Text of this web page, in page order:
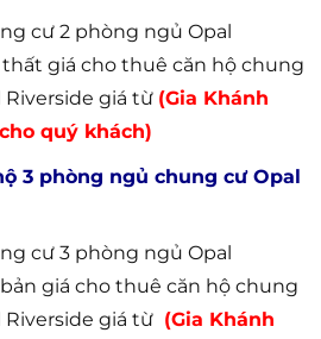
cư 2 phòng ngủ Opal
giá cho thuê căn hộ chung
giá từ (Gia Khánh
quý khách)
3 phòng ngủ chung cư Opal
cư 3 phòng ngủ Opal
giá cho thuê căn hộ chung
giá từ (Gia Khánh